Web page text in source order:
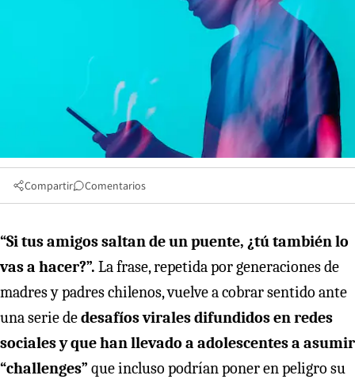
Compartir Comentarios
“Si tus amigos saltan de un puente, ¿tú también lo
vas a hacer?”. La frase, repetida por generaciones de
madres y padres chilenos, vuelve a cobrar sentido ante
una serie dedesafíos virales difundidos en redes
sociales y que han llevado a adolescentes a asumir
“challenges” que incluso podrían poner en peligro su